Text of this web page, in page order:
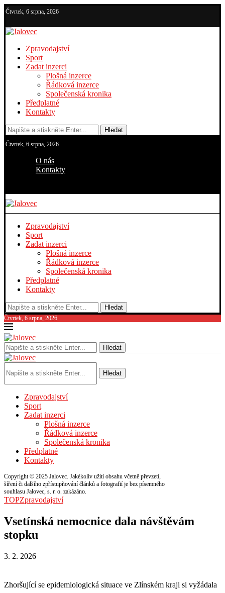
Čtvrtek, 6 srpna, 2026
Zpravodajství
Sport
Zadat inzerci
Plošná inzerce
Řádková inzerce
Společenská kronika
Předplatné
Kontakty
Hledat
Čtvrtek, 6 srpna, 2026
O nás
Kontakty
Zpravodajství
Sport
Zadat inzerci
Plošná inzerce
Řádková inzerce
Společenská kronika
Předplatné
Kontakty
Hledat
Čtvrtek, 6 srpna, 2026
Hledat
Hledat
Zpravodajství
Sport
Zadat inzerci
Plošná inzerce
Řádková inzerce
Společenská kronika
Předplatné
Kontakty
Copyright © 2025 Jalovec. Jakékoliv užití obsahu včetně převzetí,
šíření či dalšího zpřístupňování článků a fotografií je bez písemného
souhlasu Jalovec, s. r. o. zakázáno.
TOPZpravodajství
Vsetínská nemocnice dala návštěvám
stopku
3. 2. 2026
Zhoršující se epidemiologická situace ve Zlínském kraji si vyžádala